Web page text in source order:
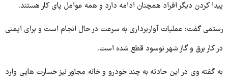
پیدا کردن دیگر افراد همچنان ادامه دارد و همه عوامل پای کار هستند.
رستمی گفت: عملیات آواربرداری به سرعت در حال انجام است و برای ایمنی
در کار برق و گاز شهر نوسود قطع شده است.
به گفته وی در این حادثه به چند خودرو و خانه مجاور نیز خسارت هایی وارد